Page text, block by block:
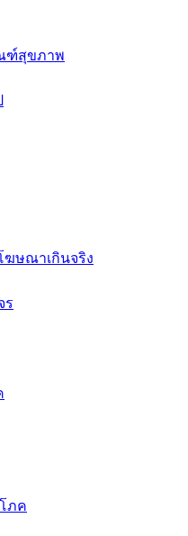
ฑ์สุขภาพ
ฆษณาเกินจริง
ร
ภค